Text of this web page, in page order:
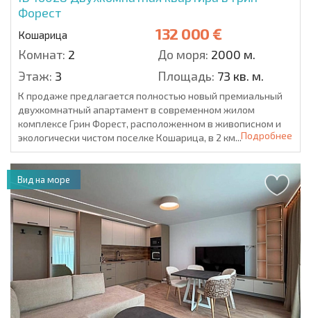
Форест
Кошарица 132 000 €
Комнат: 2 До моря: 2000 м.
Этаж: 3 Площадь: 73 кв. м.
К продаже предлагается полностью новый премиальный
двухкомнатный апартамент в современном жилом
комплексе Грин Форест, расположенном в живописном и
экологически чистом поселке Кошарица, в 2 км...Подробнее
Вид на море